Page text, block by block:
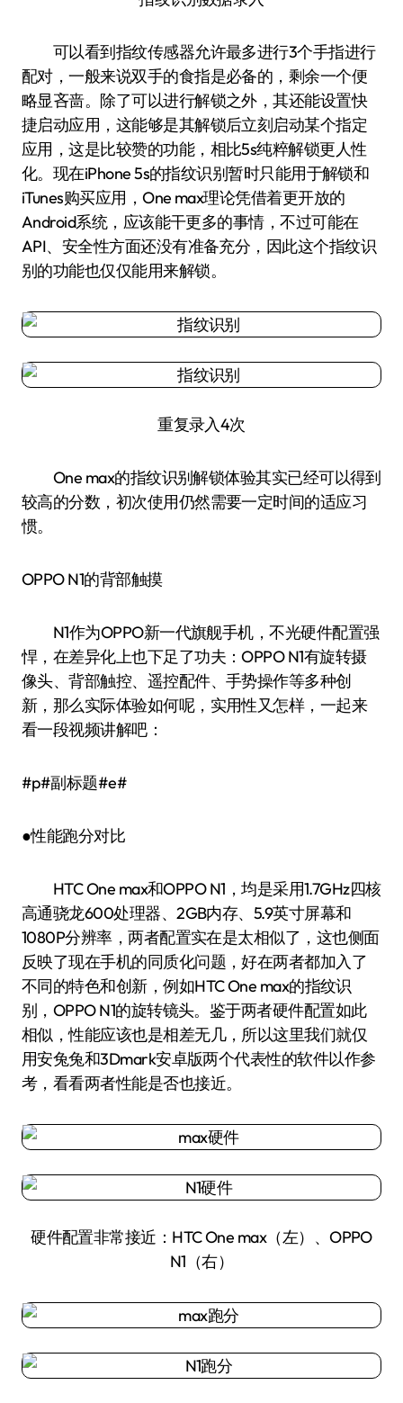
可以看到指纹传感器允许最多进行3个手指进行
配对，一般来说双手的食指是必备的，剩余一个便
略显吝啬。除了可以进行解锁之外，其还能设置快
捷启动应用，这能够是其解锁后立刻启动某个指定
应用，这是比较赞的功能，相比5s纯粹解锁更人性
化。现在iPhone 5s的指纹识别暂时只能用于解锁和
iTunes购买应用，One max理论凭借着更开放的
Android系统，应该能干更多的事情，不过可能在
API、安全性方面还没有准备充分，因此这个指纹识
别的功能也仅仅能用来解锁。
重复录入4次
One max的指纹识别解锁体验其实已经可以得到
较高的分数，初次使用仍然需要一定时间的适应习
惯。
OPPO N1的背部触摸
N1作为OPPO新一代旗舰手机，不光硬件配置强
悍，在差异化上也下足了功夫：OPPO N1有旋转摄
像头、背部触控、遥控配件、手势操作等多种创
新，那么实际体验如何呢，实用性又怎样，一起来
看一段视频讲解吧：
#p#副标题#e#
●性能跑分对比
HTC One max和OPPO N1，均是采用1.7GHz四核
高通骁龙600处理器、2GB内存、5.9英寸屏幕和
1080P分辨率，两者配置实在是太相似了，这也侧面
反映了现在手机的同质化问题，好在两者都加入了
不同的特色和创新，例如HTC One max的指纹识
别，OPPO N1的旋转镜头。鉴于两者硬件配置如此
相似，性能应该也是相差无几，所以这里我们就仅
用安兔兔和3Dmark安卓版两个代表性的软件以作参
考，看看两者性能是否也接近。
硬件配置非常接近：HTC One max（左）、OPPO
N1（右）